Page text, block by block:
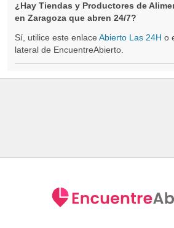
¿Hay Tiendas y Productores de
en Zaragoza que abren 24/7?
Sí, utilice este enlace Abierto Las 24H o
lateral de EncuentreAbierto.